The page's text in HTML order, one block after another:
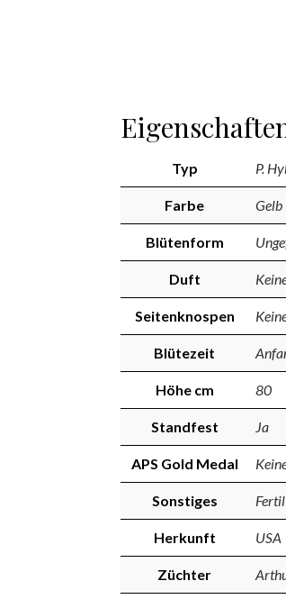
Typ P.
Farbe Gelb
Blütenform
Duft
Seitenknospen
Blütezeit
Höhe cm 80
Standfest Ja
APS Gold Medal
Sonstiges
Herkunft USA
Züchter